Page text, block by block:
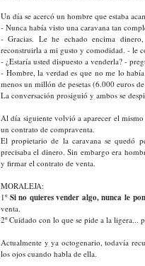
Un día se acercó un hombre que estaba
- Nunca había visto una caravana tan
- Gracias. Le he echado encima
reconstruirla a mi gusto y comodidad. - le
- ¿Estaría usted dispuesto a venderla? -
- Hombre, la verdad es que no me lo
menos un millón de pesetas (6.000 euros
La conversación prosiguió y ambos se
Al día siguiente volvió a aparecer el
un contrato de compraventa.
El propietario de la caravana se quedó
precisaba el dinero. Sin embargo era
y firmar el contrato de venta.
MORALEJA:
1º Si no quieres vender algo, nunca le
venta.
2º Cuidado con lo que se pide a la ligera...
Actualmente y ya octogenario, todavía
los ojos cuando habla de ella.